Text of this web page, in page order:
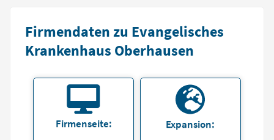
Firmendaten zu Evangelisches
Krankenhaus Oberhausen
Firmenseite: Expansion: